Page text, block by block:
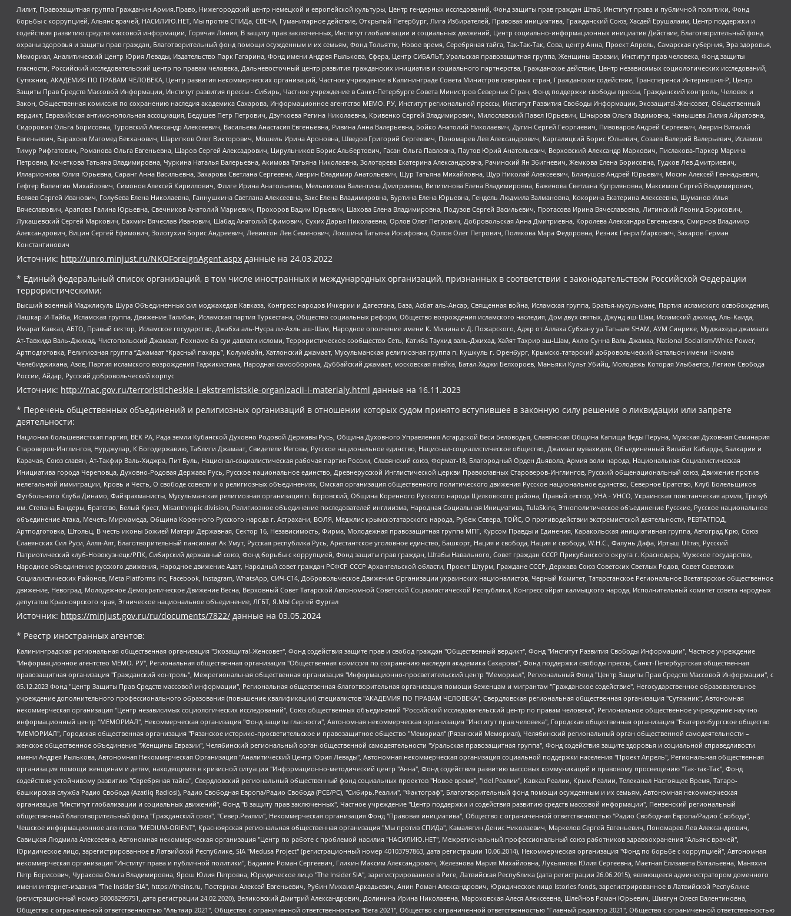
Лилит, Правозащитная группа Гражданин.Армия.Право, Нижегородский центр немецкой и европейской культуры, Центр гендерных исследований, Фонд защиты прав граждан Штаб, Институт права и публичной политики, Фонд
борьбы с коррупцией, Альянс врачей, НАСИЛИЮ.НЕТ, Мы против СПИДа, СВЕЧА, Гуманитарное действие, Открытый Петербург, Лига Избирателей, Правовая инициатива, Гражданский Союз, Хасдей Ерушалаим, Центр поддержки и
содействия развитию средств массовой информации, Горячая Линия, В защиту прав заключенных, Институт глобализации и социальных движений, Центр социально-информационных инициатив Действие, Благотворительный фонд
охраны здоровья и защиты прав граждан, Благотворительный фонд помощи осужденным и их семьям, Фонд Тольятти, Новое время, Серебряная тайга, Так-Так-Так, Сова, центр Анна, Проект Апрель, Самарская губерния, Эра здоровья,
Мемориал, Аналитический Центр Юрия Левады, Издательство Парк Гагарина, Фонд имени Андрея Рылькова, Сфера, Центр СИБАЛЬТ, Уральская правозащитная группа, Женщины Евразии, Институт прав человека, Фонд защиты
гласности, Российский исследовательский центр по правам человека, Дальневосточный центр развития гражданских инициатив и социального партнерства, Гражданское действие, Центр независимых социологических исследований,
Сутяжник, АКАДЕМИЯ ПО ПРАВАМ ЧЕЛОВЕКА, Центр развития некоммерческих организаций, Частное учреждение в Калининграде Совета Министров северных стран, Гражданское содействие, Трансперенси Интернешнл-Р, Центр
Защиты Прав Средств Массовой Информации, Институт развития прессы - Сибирь, Частное учреждение в Санкт-Петербурге Совета Министров Северных Стран, Фонд поддержки свободы прессы, Гражданский контроль, Человек и
Закон, Общественная комиссия по сохранению наследия академика Сахарова, Информационное агентство МЕМО. РУ, Институт региональной прессы, Институт Развития Свободы Информации, Экозащита!-Женсовет, Общественный
вердикт, Евразийская антимонопольная ассоциация, Бедушев Петр Петрович, Дзугкоева Регина Николаевна, Кривенко Сергей Владимирович, Милославский Павел Юрьевич, Шнырова Ольга Вадимовна, Чанышева Лилия Айратовна,
Сидорович Ольга Борисовна, Туровский Александр Алексеевич, Васильева Анастасия Евгеньевна, Ривина Анна Валерьевна, Бойко Анатолий Николаевич, Дугин Сергей Георгиевич, Пивоваров Андрей Сергеевич, Аверин Виталий
Евгеньевич, Барахоев Магомед Бекханович, Шарипков Олег Викторович, Мошель Ирина Ароновна, Шведов Григорий Сергеевич, Пономарев Лев Александрович, Каргалицкий Борис Юльевич, Созаев Валерий Валерьевич, Исламов
Тимур Рифгатович, Романова Ольга Евгеньевна, Щаров Сергей Алексадрович, Цирульников Борис Альбертович, Гасан Ольга Павловна, Паутов Юрий Анатольевич, Верховский Александр Маркович, Пислакова-Паркер Марина
Петровна, Кочеткова Татьяна Владимировна, Чуркина Наталья Валерьевна, Акимова Татьяна Николаевна, Золотарева Екатерина Александровна, Рачинский Ян Збигневич, Жемкова Елена Борисовна, Гудков Лев Дмитриевич,
Илларионова Юлия Юрьевна, Саранг Анна Васильевна, Захарова Светлана Сергеевна, Аверин Владимир Анатольевич, Щур Татьяна Михайловна, Щур Николай Алексеевич, Блинушов Андрей Юрьевич, Мосин Алексей Геннадьевич,
Гефтер Валентин Михайлович, Симонов Алексей Кириллович, Флиге Ирина Анатольевна, Мельникова Валентина Дмитриевна, Вититинова Елена Владимировна, Баженова Светлана Куприяновна, Максимов Сергей Владимирович,
Беляев Сергей Иванович, Голубева Елена Николаевна, Ганнушкина Светлана Алексеевна, Закс Елена Владимировна, Буртина Елена Юрьевна, Гендель Людмила Залмановна, Кокорина Екатерина Алексеевна, Шуманов Илья
Вячеславович, Арапова Галина Юрьевна, Свечников Анатолий Мариевич, Прохоров Вадим Юрьевич, Шахова Елена Владимировна, Подузов Сергей Васильевич, Протасова Ирина Вячеславовна, Литинский Леонид Борисович,
Лукашевский Сергей Маркович, Бахмин Вячеслав Иванович, Шабад Анатолий Ефимович, Сухих Дарья Николаевна, Орлов Олег Петрович, Добровольская Анна Дмитриевна, Королева Александра Евгеньевна, Смирнов Владимир
Александрович, Вицин Сергей Ефимович, Золотухин Борис Андреевич, Левинсон Лев Семенович, Локшина Татьяна Иосифовна, Орлов Олег Петрович, Полякова Мара Федоровна, Резник Генри Маркович, Захаров Герман
Константинович
Источник: http://unro.minjust.ru/NKOForeignAgent.aspx данные на 24.03.2022
* Единый федеральный список организаций, в том числе иностранных и международных организаций, признанных в соответствии с законодательством Российской Федерации
террористическими:
Высший военный Маджлисуль Шура Объединенных сил моджахедов Кавказа, Конгресс народов Ичкерии и Дагестана, База, Асбат аль-Ансар, Священная война, Исламская группа, Братья-мусульмане, Партия исламского освобождения,
Лашкар-И-Тайба, Исламская группа, Движение Талибан, Исламская партия Туркестана, Общество социальных реформ, Общество возрождения исламского наследия, Дом двух святых, Джунд аш-Шам, Исламский джихад, Аль-Каида,
Имарат Кавказ, АБТО, Правый сектор, Исламское государство, Джабха аль-Нусра ли-Ахль аш-Шам, Народное ополчение имени К. Минина и Д. Пожарского, Аджр от Аллаха Субхану уа Тагьаля SHAM, АУМ Синрике, Муджахеды джамаата
Ат-Тавхида Валь-Джихад, Чистопольский Джамаат, Рохнамо ба суи давлати исломи, Террористическое сообщество Сеть, Катиба Таухид валь-Джихад, Хайят Тахрир аш-Шам, Ахлю Сунна Валь Джамаа, National Socialism/White Power,
Артподготовка, Религиозная группа “Джамаат “Красный пахарь”, Колумбайн, Хатлонский джамаат, Мусульманская религиозная группа п. Кушкуль г. Оренбург, Крымско-татарский добровольческий батальон имени Номана
Челебиджихана, Азов, Партия исламского возрождения Таджикистана, Народная самооборона, Дуббайский джамаат, московская ячейка, Батал-Хаджи Белхороев, Маньяки Культ Убийц, Молодёжь Которая Улыбается, Легион Свобода
России, Айдар, Русский добровольческий корпус
Источник: http://nac.gov.ru/terroristicheskie-i-ekstremistskie-organizacii-i-materialy.html данные на 16.11.2023
* Перечень общественных объединений и религиозных организаций в отношении которых судом принято вступившее в законную силу решение о ликвидации или запрете
деятельности:
Национал-большевистская партия, ВЕК РА, Рада земли Кубанской Духовно Родовой Державы Русь, Община Духовного Управления Асгардской Веси Беловодья, Славянская Община Капища Веды Перуна, Мужская Духовная Семинария
Староверов-Инглингов, Нурджулар, К Богодержавию, Таблиги Джамаат, Свидетели Иеговы, Русское национальное единство, Национал-социалистическое общество, Джамаат мувахидов, Объединенный Вилайат Кабарды, Балкарии и
Карачая, Союз славян, Ат-Такфир Валь-Хиджра, Пит Буль, Национал-социалистическая рабочая партия России, Славянский союз, Формат-18, Благородный Орден Дьявола, Армия воли народа, Национальная Социалистическая
Инициатива города Череповца, Духовно-Родовая Держава Русь, Русское национальное единство, Древнерусской Инглистической церкви Православных Староверов-Инглингов, Русский общенациональный союз, Движение против
нелегальной иммиграции, Кровь и Честь, О свободе совести и о религиозных объединениях, Омская организация общественного политического движения Русское национальное единство, Северное Братство, Клуб Болельщиков
Футбольного Клуба Динамо, Файзрахманисты, Мусульманская религиозная организация п. Боровский, Община Коренного Русского народа Щелковского района, Правый сектор, УНА - УНСО, Украинская повстанческая армия, Тризуб
им. Степана Бандеры, Братство, Белый Крест, Misanthropic division, Религиозное объединение последователей инглиизма, Народная Социальная Инициатива, TulaSkins, Этнополитическое объединение Русские, Русское национальное
объединение Атака, Мечеть Мирмамеда, Община Коренного Русского народа г. Астрахани, ВОЛЯ, Меджлис крымскотатарского народа, Рубеж Севера, ТОЙС, О противодействии экстремистской деятельности, РЕВТАТПОД,
Артподготовка, Штольц, В честь иконы Божией Матери Державная, Сектор 16, Независимость, Фирма, Молодежная правозащитная группа МПГ, Курсом Правды и Единения, Каракольская инициативная группа, Автоград Крю, Союз
Славянских Сил Руси, Алля-Аят, Благотворительный пансионат Ак Умут, Русская республика Русь, Арестантское уголовное единство, Башкорт, Нация и свобода, Нация и свобода, W.H.С., Фалунь Дафа, Иртыш Ultras, Русский
Патриотический клуб-Новокузнецк/РПК, Сибирский державный союз, Фонд борьбы с коррупцией, Фонд защиты прав граждан, Штабы Навального, Совет граждан СССР Прикубанского округа г. Краснодара, Мужское государство,
Народное объединение русского движения, Народное движение Адат, Народный совет граждан РСФСР СССР Архангельской области, Проект Штурм, Граждане СССР, Держава Союз Советских Светлых Родов, Совет Советских
Социалистических Районов, Meta Platforms Inc, Facebook, Instagram, WhatsApp, СИЧ-С14, Добровольческое Движение Организации украинских националистов, Черный Комитет, Татарстанское Региональное Всетатарское общественное
движение, Невоград, Молодежное Демократическое Движение Весна, Верховный Совет Татарской Автономной Советской Социалистической Республики, Конгресс ойрат-калмыцкого народа, Исполнительный комитет совета народных
депутатов Красноярского края, Этническое национальное объединение, ЛГБТ, Я.МЫ Сергей Фургал
Источник: https://minjust.gov.ru/ru/documents/7822/ данные на 03.05.2024
* Реестр иностранных агентов:
Калининградская региональная общественная организация "Экозащита!-Женсовет", Фонд содействия защите прав и свобод граждан "Общественный вердикт", Фонд "Институт Развития Свободы Информации", Частное учреждение "Информационное агентство МЕМО. РУ", Региональная общественная организация "Общественная комиссия по сохранению наследия академика Сахарова", Фонд поддержки свободы прессы, Санкт-Петербургская общественная правозащитная организация "Гражданский контроль", Межрегиональная общественная организация "Информационно-просветительский центр "Мемориал", Региональный Фонд "Центр Защиты Прав Средств Массовой Информации", с 05.12.2023 Фонд "Центр Защиты Прав Средств массовой информации", Региональная общественная благотворительная организация помощи беженцам и мигрантам "Гражданское содействие", Негосударственное образовательное учреждение дополнительного профессионального образования (повышение квалификации) специалистов "АКАДЕМИЯ ПО ПРАВАМ ЧЕЛОВЕКА", Свердловская региональная общественная организация "Сутяжник", Автономная некоммерческая организация "Центр независимых социологических исследований", Союз общественных объединений "Российский исследовательский центр по правам человека", Региональное общественное учреждение научно-информационный центр "МЕМОРИАЛ", Некоммерческая организация "Фонд защиты гласности", Автономная некоммерческая организация "Институт прав человека", Городская общественная организация "Екатеринбургское общество "МЕМОРИАЛ", Городская общественная организация "Рязанское историко-просветительское и правозащитное общество "Мемориал" (Рязанский Мемориал), Челябинский региональный орган общественной самодеятельности – женское общественное объединение "Женщины Евразии", Челябинский региональный орган общественной самодеятельности "Уральская правозащитная группа", Фонд содействия защите здоровья и социальной справедливости имени Андрея Рылькова, Автономная Некоммерческая Организация "Аналитический Центр Юрия Левады", Автономная некоммерческая организация социальной поддержки населения "Проект Апрель", Региональная общественная организация помощи женщинам и детям, находящимся в кризисной ситуации "Информационно-методический центр "Анна", Фонд содействия развитию массовых коммуникаций и правовому просвещению "Так-так-Так", Фонд содействия устойчивому развитию "Серебряная тайга", Свердловский региональный общественный фонд социальных проектов "Новое время", "Idel.Реалии", Кавказ.Реалии, Крым.Реалии, Телеканал Настоящее Время, Татаро-башкирская служба Радио Свобода (Azatliq Radiosi), Радио Свободная Европа/Радио Свобода (PCE/PC), "Сибирь.Реалии", "Фактограф", Благотворительный фонд помощи осужденным и их семьям, Автономная некоммерческая организация "Институт глобализации и социальных движений", Фонд "В защиту прав заключенных", Частное учреждение "Центр поддержки и содействия развитию средств массовой информации", Пензенский региональный общественный благотворительный фонд "Гражданский союз", "Север.Реалии", Некоммерческая организация Фонд "Правовая инициатива", Общество с ограниченной ответственностью "Радио Свободная Европа/Радио Свобода", Чешское информационное агентство "MEDIUM-ORIENT", Красноярская региональная общественная организация "Мы против СПИДа", Камалягин Денис Николаевич, Маркелов Сергей Евгеньевич, Пономарев Лев Александрович, Савицкая Людмила Алексеевна, Автономная некоммерческая организация "Центр по работе с проблемой насилия "НАСИЛИЮ.НЕТ", Межрегиональный профессиональный союз работников здравоохранения "Альянс врачей", Юридическое лицо, зарегистрированное в Латвийской Республике, SIA "Medusa Project" (регистрационный номер 40103797863, дата регистрации 10.06.2014), Некоммерческая организация "Фонд по борьбе с коррупцией", Автономная некоммерческая организация "Институт права и публичной политики", Баданин Роман Сергеевич, Гликин Максим Александрович, Железнова Мария Михайловна, Лукьянова Юлия Сергеевна, Маетная Елизавета Витальевна, Маняхин Петр Борисович, Чуракова Ольга Владимировна, Ярош Юлия Петровна, Юридическое лицо "The Insider SIA", зарегистрированное в Риге, Латвийская Республика (дата регистрации 26.06.2015), являющееся администратором доменного имени интернет-издания "The Insider SIA", https://theins.ru, Постернак Алексей Евгеньевич, Рубин Михаил Аркадьевич, Анин Роман Александрович, Юридическое лицо Istories fonds, зарегистрированное в Латвийской Республике (регистрационный номер 50008295751, дата регистрации 24.02.2020), Великовский Дмитрий Александрович, Долинина Ирина Николаевна, Мароховская Алеся Алексеевна, Шлейнов Роман Юрьевич, Шмагун Олеся Валентиновна, Общество с ограниченной ответственностью "Альтаир 2021", Общество с ограниченной ответственностью "Вега 2021", Общество с ограниченной ответственностью "Главный редактор 2021", Общество с ограниченной ответственностью "Ромашки монолит", Важенков Артем Валерьевич, Ивановская областная общественная организация "Центр гендерных исследований", Гурман Юрий Альбертович, Медиапроект "ОВД-Инфо", Егоров Владимир Владимирович, Жилинский Владимир Александрович, Общество с ограниченной ответственностью "ЗП", Иванова София Юрьевна, Карезина Инна Павловна, Кильтау Екатерина Викторовна, Петров Алексей Викторович, Пискунов Сергей Евгеньевич, Смирнов Сергей Сергеевич, Тихонов Михаил Сергеевич, Общество с ограниченной ответственностью "ЖУРНАЛИСТ-ИНОСТРАННЫЙ АГЕНТ", Арапова Галина Юрьевна, Вольтская Татьяна Анатольевна, Американская компания "Mason G.E.S. Anonymous Foundation" (США), являющаяся владельцем интернет-издания https://mnews.world/, Компания "Stichting Bellingcat", зарегистрированная в Нидерландах (дата регистрации 11.07.2018), Захаров Андрей Вячеславович, Клепиковская Екатерина Дмитриевна, Общество с ограниченной ответственностью "МЕМО", Перл Роман Александрович, Симонов Евгений Алексеевич, Соловьева Елена Анатольевна, Сотников Даниил Владимирович, Сурначева Елизавета Дмитриевна, Автономная некоммерческая организация по защите прав человека и информированию населения "Якутия – Наше Мнение", Общество с ограниченной ответственностью "Москоу диджитал медиа", с 26.01.2023 Общество с ограниченной ответственностью "Чайка Белые сады", Ветошкина Валерия Валерьевна, Заговора Максим Александрович, Межрегиональное общественное движение "Российская ЛГБТ - сеть", Оленичев Максим Владимирович, Павлов Иван Юрьевич, Скворцова Елена Сергеевна, Общество с ограниченной ответственностью "Как бы инагент", Кочетков Игорь Викторович, Общество с ограниченной ответственностью "Честные выборы", Еланчик Олег Александрович, Общество с ограниченной ответственностью "Нобелевский призыв", Гималова Регина Эмилевна, Григорьев Андрей Валерьевич, Григорьева Алина Александровна, Ассоциация по содействию защите прав призывников, альтернативнослужащих и военнослужащих "Правозащитная группа "Гражданин.Армия.Право", Хисамова Регина Фаритовна, Автономная некоммерческая организация по реализации социально-правовых программ "Лилит", Дальневосточное общественное движение "Маяк", Санкт-Петербургская ЛГБТ-инициативная группа "Выход", Инициативная группа ЛГБТ+ "Реверс", Алексеев Андрей Викторович, Бекбулатова Таисия Львовна, Беляев Иван Михайлович, Владыкина Елена Сергеевна, Гельман Марат Александрович, Никульшина Вероника Юрьевна, Толоконникова Надежда Андреевна, Шендерович Виктор Анатольевич, Общество с ограниченной ответственностью "Данное сообщение", Общество с ограниченной ответственностью Издательский дом "Новая глава", Айнбиндер Александра Александровна, Московский комьюнити-центр для ЛГБТ+инициатив, Благотворительный фонд развития филантропии, Deutsche Welle (Германия, Kurt-Schumacher-Strasse 3, 53113 Bonn), Борзунова Мария Михайловна, Воробьев Виктор Викторович, Голубева Анна Львовна, Константинова Алла Михайловна, Малкова Ирина Владимировна, Мурадов Мурад Абдулгалимович, Осетинская Елизавета Николаевна, Понасенков Евгений Николаевич, Ганапольский Матвей Юрьевич, Киселев Евгений Алексеевич, Борухович Ирина Григорьевна, Дремин Иван Тимофеевич, Дубровский Дмитрий Викторович, Красноярская региональная общественная организация поддержки и развития альтернативных образовательных технологий и межкультурных коммуникаций "ИНТЕРРА", Маяковская Екатерина Алексеевна, Фейгин Марк Захарович, Филимонов Андрей Викторович, Дзугкоева Регина Николаевна, Доброхотов Роман Александрович, Дудь Юрий Александрович, Елкин Сергей Владимирович, Кругликов Кирилл Игоревич, Сабунаева Мария Леонидовна, Семенов Алексей Владимирович, Шаинян Карен Багратович, Шульман Екатерина Михайловна, Асафьев Артур Валерьевич, Вахштайн Виктор Семенович, Венедиктов Алексей Алексеевич, Лушникова Екатерина Евгеньевна, Волков Леонид Михайлович, Невзоров Александр Глебович, Пархоменко Сергей Борисович, Сироткин Ярослав Николаевич, Кара-Мурза Владимир Владимирович, Баранова Наталья Владимировна, Гозман Леонид Яковлевич, Кагарлицкий Борис Юльевич, Климарев Михаил Валерьевич, Милов Владимир Станиславович, Автономная некоммерческая организация Краснодарский центр современного искусства "Типография", Моргенштерн Алишер Тагирович, Соболь Любовь Эдуардовна, Общество с ограниченной ответственностью "ЛИЗА НОРМ", Каспаров Гарри Кимович, Ходорковский Михаил Борисович, Общество с ограниченной ответственностью "Апрельские тезисы", Данилович Ирина Брониславовна, Кашин Олег Владимирович, Петров Николай Владимирович, Пивоваров Алексей Владимирович, Соколов Михаил Владимирович, Цветкова Юлия Владимировна, Чичваркин Евгений Александрович, Комитет против пыток/Команда против пыток, Общество с ограниченной ответственностью "Первый научный", Общество с ограниченной ответственностью "Вертолет и ко", Белоцерковская Вероника Борисовна, Кац Максим Евгеньевич, Лазарева Татьяна Юрьевна, Шаведдинов Руслан Табризович, Яшин Илья Валерьевич, Общество с ограниченной ответственностью "Иноагент ААВ", Алешковский Дмитрий Петрович, Альбац Евгения Марковна, Быков Дмитрий Львович, Галямина Юлия Евгеньевна, Лойко Сергей Леонидович, Мартынов Кирилл Константинович, Медведев Сергей Александрович, Крашенинников Федор Геннадиевич, Гордеева Катерина Вл